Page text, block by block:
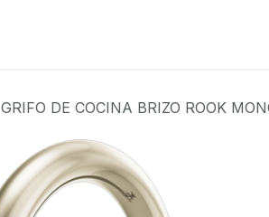
GRIFO DE COCINA BRIZO ROOK